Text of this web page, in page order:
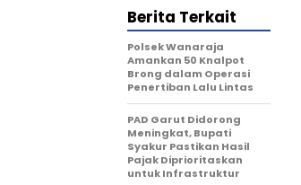
Berita Terkait
Polsek Wanaraja
Amankan 50 Knalpot
Brong dalam Operasi
Penertiban Lalu Lintas
PAD Garut Didorong
Meningkat, Bupati
Syakur Pastikan Hasil
Pajak Diprioritaskan
untuk Infrastruktur